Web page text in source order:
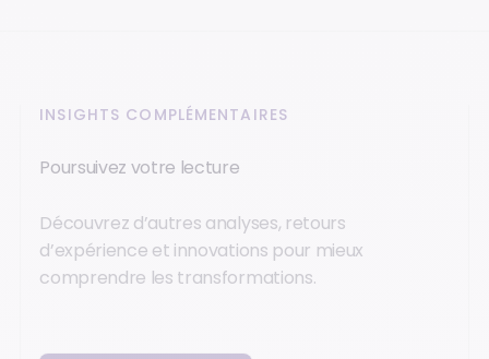
INSIGHTS COMPLÉMENTAIRES
Poursuivez votre lecture
Découvrez d’autres analyses, retours
d’expérience et innovations pour mieux
comprendre les transformations.